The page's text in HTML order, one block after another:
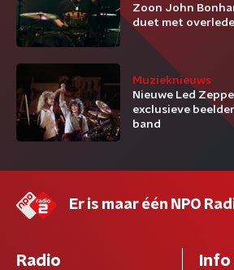
Zoon John
duet met
Muzieknieuws
Nieuwe Led
exclusieve
band
Er is maar één NPO
Radio Info